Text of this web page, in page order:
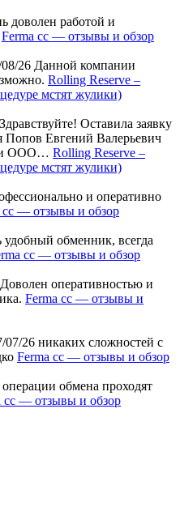
доволен работой и
Ferma cc — отзывы и обзор
26 Данной компании
Rolling Reserve –
мстят жулики)
Здравствуйте! Оставила заявку
Попов Евгений Валерьевич
ООО… Rolling Reserve –
мстят жулики)
и оперативно
cc — отзывы и обзор
удобный обменник, всегда
cc — отзывы и обзор
Доволен оперативностью и
Ferma cc — отзывы и
07/26 никаких сложностей с
Ferma cc — отзывы и обзор
обмена проходят
cc — отзывы и обзор